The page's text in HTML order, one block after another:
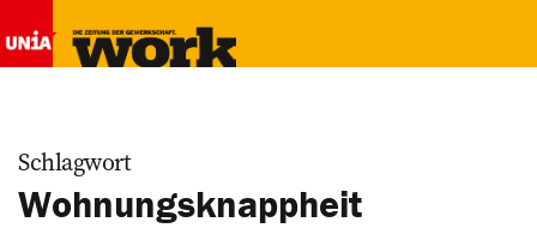
Schlagwort
Wohnungsknappheit